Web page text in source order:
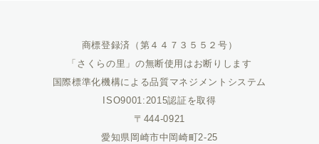
商標登録済（第４４７３５５２号）
「さくらの里」の無断使用はお断りします
国際標準化機構による品質マネジメントシステム
ISO9001:2015認証を取得
〒444-0921
愛知県岡崎市中岡崎町2-25